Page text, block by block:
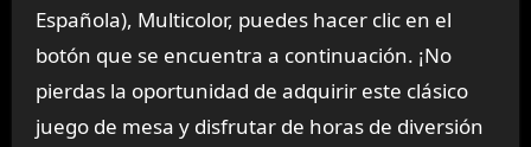
Española), Multicolor, puedes hacer clic en el
botón que se encuentra a continuación. ¡No
pierdas la oportunidad de adquirir este clásico
juego de mesa y disfrutar de horas de diversión